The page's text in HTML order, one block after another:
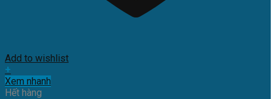
Add to wishlist
+
Xem nhanh
Hết hàng